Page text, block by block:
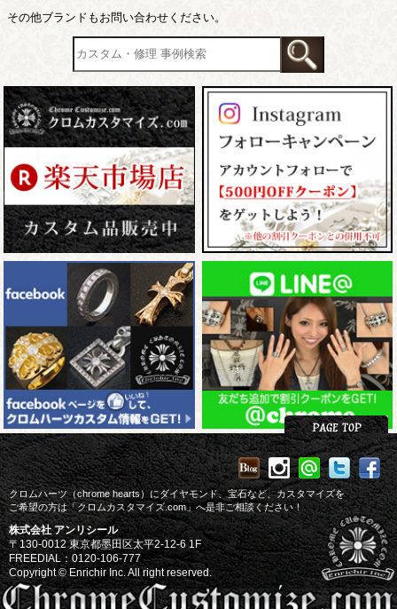
その他ブランドもお問い合わせください。
クロムハーツ（chrome hearts）にダイヤモンド、宝石など、カスタマイズを
ご希望の方は「クロムカスタマイズ.com」へ是非ご相談ください！
株式会社 アンリシール
〒130-0012 東京都墨田区太平2-12-6 1F
FREEDIAL：0120-106-777
Copyright © Enrichir Inc. All right reserved.